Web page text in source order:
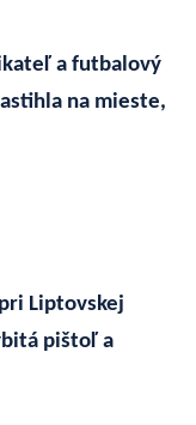
a futbalový
na mieste,
Liptovskej
pištoľ a